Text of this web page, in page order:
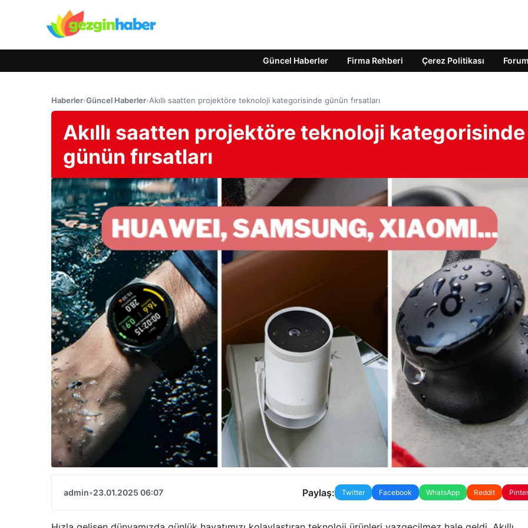
Güncel Haberler Firma Rehberi Çerez Politikası Forum
Haberler›Güncel Haberler›Akıllı saatten projektöre teknoloji kategorisinde günün fırsatları
Akıllı saatten projektöre teknoloji kategorisinde
günün fırsatları
admin•23.01.2025 06:07 Paylaş: Twitter Facebook WhatsApp Reddit